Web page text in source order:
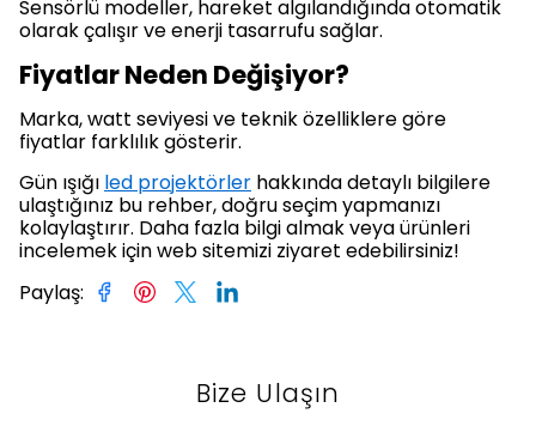
Sensörlü modeller, hareket algılandığında otomatik
olarak çalışır ve enerji tasarrufu sağlar.
Fiyatlar Neden Değişiyor?
Marka, watt seviyesi ve teknik özelliklere göre
fiyatlar farklılık gösterir.
Gün ışığı led projektörler hakkında detaylı bilgilere
ulaştığınız bu rehber, doğru seçim yapmanızı
kolaylaştırır. Daha fazla bilgi almak veya ürünleri
incelemek için web sitemizi ziyaret edebilirsiniz!
Paylaş:
Bize Ulaşın